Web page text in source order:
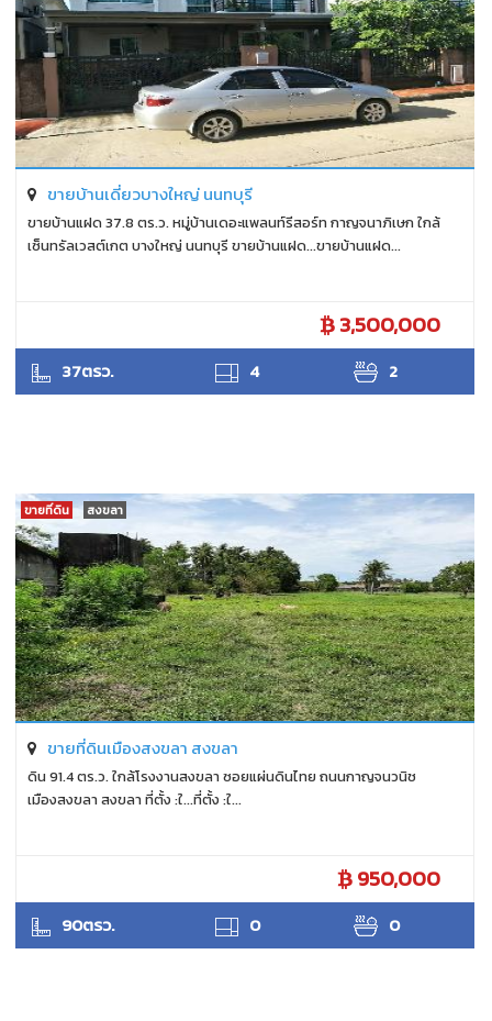
ขายบ้านเดี่ยวบางใหญ่ นนทบุรี
ขายบ้านแฝด 37.8 ตร.ว. หมู่บ้านเดอะแพลนท์รีสอร์ท กาญจนาภิเษก ใกล้
เซ็นทรัลเวสต์เกต บางใหญ่ นนทบุรี ขายบ้านแฝด...ขายบ้านแฝด...
3,500,000
37ตรว. 4 2
ANTPUNYAPA
ขายที่ดิน สงขลา
ขายที่ดินเมืองสงขลา สงขลา
ดิน 91.4 ตร.ว. ใกล้โรงงานสงขลา ซอยแผ่นดินไทย ถนนกาญจนวนิช
เมืองสงขลา สงขลา ที่ตั้ง :ใ...ที่ตั้ง :ใ...
950,000
90ตรว. 0 0
ANTPUNYAPA